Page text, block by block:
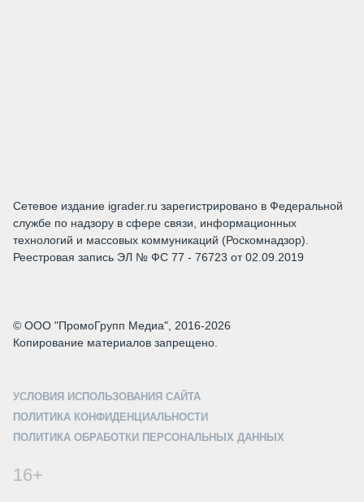
Сетевое издание igrader.ru зарегистрировано в Федеральной
службе по надзору в сфере связи, информационных
технологий и массовых коммуникаций (Роскомнадзор).
Реестровая запись ЭЛ № ФС 77 - 76723 от 02.09.2019
© ООО "ПромоГрупп Медиа", 2016-2026
Копирование материалов запрещено.
УСЛОВИЯ ИСПОЛЬЗОВАНИЯ САЙТА
ПОЛИТИКА КОНФИДЕНЦИАЛЬНОСТИ
ПОЛИТИКА ОБРАБОТКИ ПЕРСОНАЛЬНЫХ ДАННЫХ
16+